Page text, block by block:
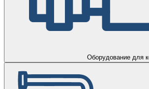
Оборудование для